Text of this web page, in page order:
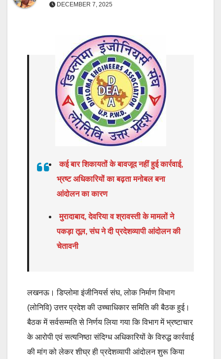
DECEMBER 7, 2025
कई बार शिकायतों के बावजूद नहीं हुई कार्रवाई,
भ्रष्ट अधिकारियों का बढ़ता मनोबल बना
आंदोलन का कारण
मुरादाबाद, देवरिया व श्रावस्ती के मामलों ने
पकड़ा तूल, संघ ने दी प्रदेशव्यापी आंदोलन की
चेतावनी
लखनऊ। डिप्लोमा इंजीनियर्स संघ, लोक निर्माण विभाग
(लोनिवि) उत्तर प्रदेश की उच्चाधिकार समिति की बैठक हुई।
बैठक में सर्वसम्मति से निर्णय लिया गया कि विभाग में भ्रष्टाचार
के आरोपी एवं सत्यनिष्ठा संदिग्ध अधिकारियों के विरुद्ध कार्रवाई
की मांग को लेकर शीघ्र ही प्रदेशव्यापी आंदोलन शुरू किया